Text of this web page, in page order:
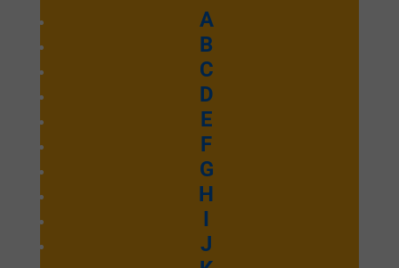
A
B
C
D
E
F
G
H
I
J